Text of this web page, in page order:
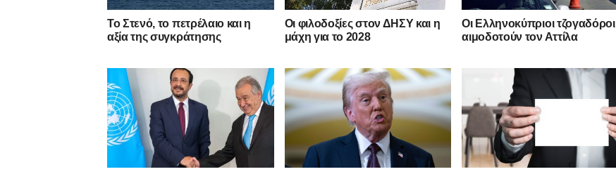
Το Στενό, το πετρέλαιο και η
αξία της συγκράτησης
Οι φιλοδοξίες στον ΔΗΣΥ και η
μάχη για το 2028
Οι Ελληνοκύπριοι τζογαδόροι
αιμοδοτούν τον Αττίλα